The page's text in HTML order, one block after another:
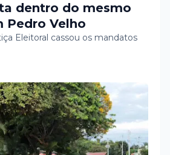
dentro do mesmo
Pedro Velho
Eleitoral cassou os mandatos